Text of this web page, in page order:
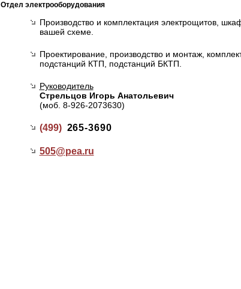
Отдел электрооборудования
Производство и комплектация электрощитов,
вашей схеме.
Проектирование, производство и монтаж,
подстанций КТП, подстанций БКТП.
Руководитель
Стрельцов Игорь Анатольевич
(моб. 8-926-2073630)
(499) 265-3690
505@pea.ru